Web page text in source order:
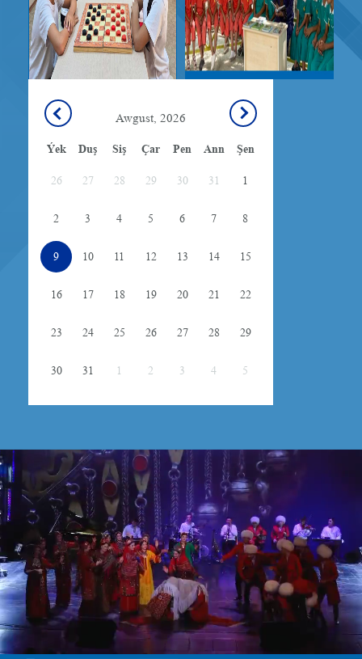
Awgust, 2026
Ýek Duş Siş Çar Pen Ann Şen
26 27 28 29 30 31 1
2 3 4 5 6 7 8
9 10 11 12 13 14 15
16 17 18 19 20 21 22
23 24 25 26 27 28 29
30 31 1 2 3 4 5